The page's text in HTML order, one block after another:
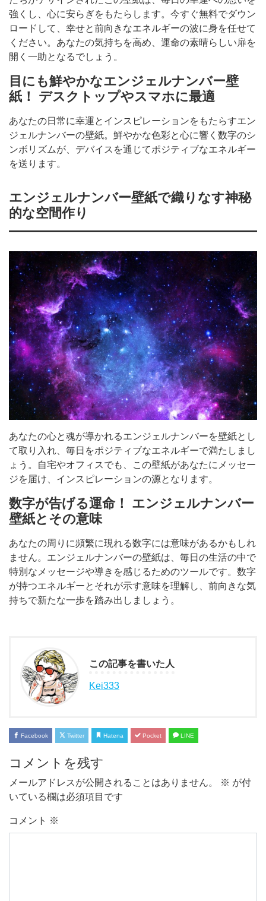
強くし、心に安らぎをもたらします。今すぐ無料でダウン
ロードして、幸せと前向きなエネルギーの波に身を任せて
ください。あなたの気持ちを高め、運命の素晴らしい扉を
開く一助となるでしょう。
目にも鮮やかなエンジェルナンバー壁
紙！ デスクトップやスマホに最適
あなたの日常に幸運とインスピレーションをもたらすエン
ジェルナンバーの壁紙。鮮やかな色彩と心に響く数字のシ
ンボリズムが、デバイスを通じてポジティブなエネルギー
を送ります。
エンジェルナンバー壁紙で織りなす神秘
的な空間作り
あなたの心と魂が導かれるエンジェルナンバーを壁紙とし
て取り入れ、毎日をポジティブなエネルギーで満たしまし
ょう。自宅やオフィスでも、この壁紙があなたにメッセー
ジを届け、インスピレーションの源となります。
数字が告げる運命！ エンジェルナンバー
壁紙とその意味
あなたの周りに頻繁に現れる数字には意味があるかもしれ
ません。エンジェルナンバーの壁紙は、毎日の生活の中で
特別なメッセージや導きを感じるためのツールです。数字
が持つエネルギーとそれが示す意味を理解し、前向きな気
持ちで新たな一歩を踏み出しましょう。
この記事を書いた人
Kei333
Facebook Twitter Hatena Pocket LINE
コメントを残す
メールアドレスが公開されることはありません。 ※ が付
いている欄は必須項目です
コメント ※